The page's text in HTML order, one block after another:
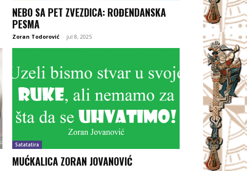
NEBO SA PET ZVEZDICA: ROĐENDANSKA
PESMA
Zoran Todorović - jul 8, 2025
Satatatira
MUĆKALICA ZORAN JOVANOVIĆ